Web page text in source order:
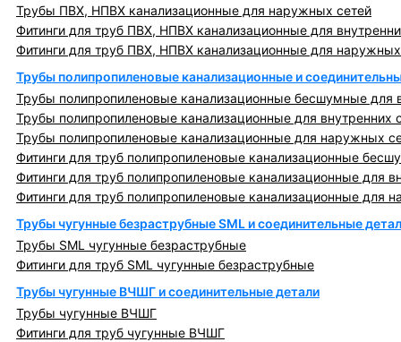
Трубы ПВХ, НПВХ канализационные для наружных сетей
Фитинги для труб ПВХ, НПВХ канализационные для
Фитинги для труб ПВХ, НПВХ канализационные для
Трубы полипропиленовые канализационные и
Трубы полипропиленовые канализационные бесшумные для
Трубы полипропиленовые канализационные для внутренних
Трубы полипропиленовые канализационные для наружных
Фитинги для труб полипропиленовые канализационные
Фитинги для труб полипропиленовые канализационные для
Фитинги для труб полипропиленовые канализационные для
Трубы чугунные безраструбные SML и соединительные
Трубы SML чугунные безраструбные
Фитинги для труб SML чугунные безраструбные
Трубы чугунные ВЧШГ и соединительные детали
Трубы чугунные ВЧШГ
Фитинги для труб чугунные ВЧШГ